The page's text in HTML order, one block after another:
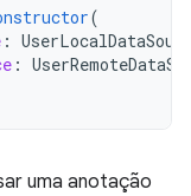
(
:
:
uma anotação